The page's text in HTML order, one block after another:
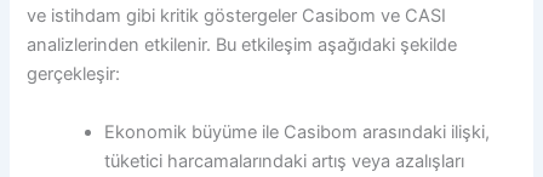
ve istihdam gibi kritik göstergeler Casibom ve CASI
analizlerinden etkilenir. Bu etkileşim aşağıdaki şekilde
gerçekleşir:
Ekonomik büyüme ile Casibom arasındaki ilişki,
tüketici harcamalarındaki artış veya azalışları